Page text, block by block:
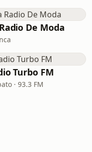
De Moda
Turbo FM
· 93.3 FM